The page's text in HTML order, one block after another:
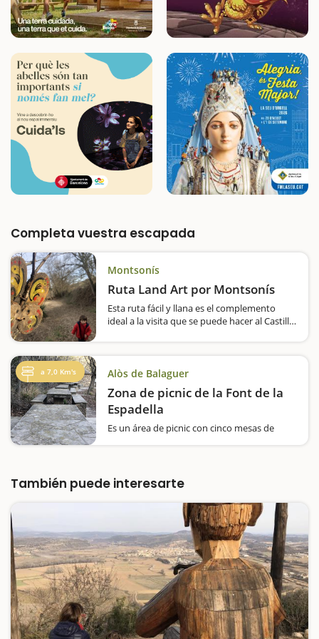
Completa vuestra escapada
Montsonís
Ruta Land Art por Montsonís
Esta ruta fácil y llana es el complemento
ideal a la visita que se puede hacer al Castillo
naturaleza, pensado para familias, durante el
cual nos…
a 7,0 Km's Alòs de Balaguer
Zona de picnic de la Font de la
Espadella
Es un área de picnic con cinco mesas de
También hay una casita de piedra destinada
a barbacoa. Hay algunas…
También puede interesarte